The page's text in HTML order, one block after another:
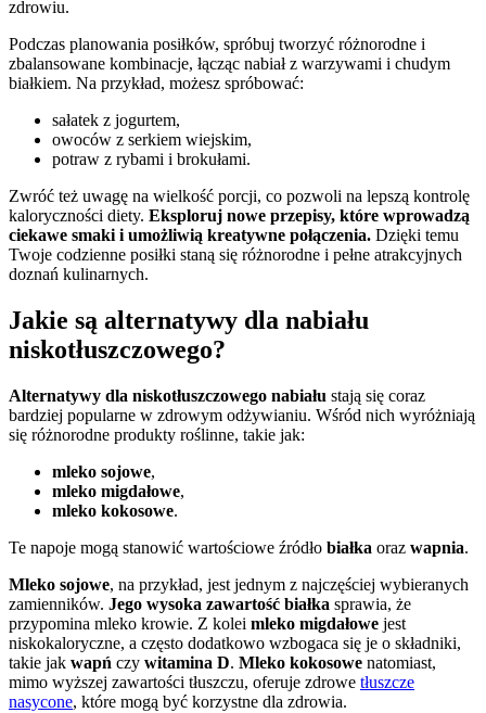
zdrowiu.
Podczas planowania posiłków, spróbuj tworzyć różnorodne i
zbalansowane kombinacje, łącząc nabiał z warzywami i chudym
białkiem. Na przykład, możesz spróbować:
sałatek z jogurtem,
owoców z serkiem wiejskim,
potraw z rybami i brokułami.
Zwróć też uwagę na wielkość porcji, co pozwoli na lepszą kontrolę
kaloryczności diety. Eksploruj nowe przepisy, które wprowadzą
ciekawe smaki i umożliwią kreatywne połączenia. Dzięki temu
Twoje codzienne posiłki staną się różnorodne i pełne atrakcyjnych
doznań kulinarnych.
Jakie są alternatywy dla nabiału
niskotłuszczowego?
Alternatywy dla niskotłuszczowego nabiału stają się coraz
bardziej popularne w zdrowym odżywianiu. Wśród nich wyróżniają
się różnorodne produkty roślinne, takie jak:
mleko sojowe,
mleko migdałowe,
mleko kokosowe.
Te napoje mogą stanowić wartościowe źródło białka oraz wapnia.
Mleko sojowe, na przykład, jest jednym z najczęściej wybieranych
zamienników. Jego wysoka zawartość białka sprawia, że
przypomina mleko krowie. Z kolei mleko migdałowe jest
niskokaloryczne, a często dodatkowo wzbogaca się je o składniki,
takie jak wapń czy witamina D. Mleko kokosowe natomiast,
mimo wyższej zawartości tłuszczu, oferuje zdrowe tłuszcze
nasycone, które mogą być korzystne dla zdrowia.